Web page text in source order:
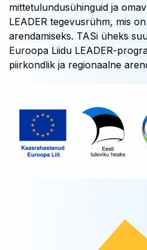
mittetulundusühinguid ja
LEADER tegevusrühm, mis
arendamiseks. TASi üheks
Euroopa Liidu LEADER-
piirkondlik ja regionaalne